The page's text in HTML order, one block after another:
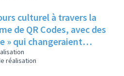
culturel à travers la
de QR Codes, avec des
» qui changeraient
la lassitude
réalisation